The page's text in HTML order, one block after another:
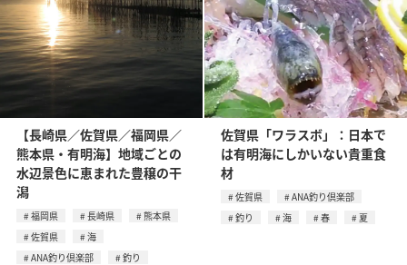
【長崎県／佐賀県／福岡県／
熊本県・有明海】地域ごとの
水辺景色に恵まれた豊穣の干
潟
福岡県 長崎県
熊本県
佐賀県
海
ANA釣り倶楽部
釣り
佐賀県「ワラスボ」：日本で
は有明海にしかいない貴重食
材
佐賀県
ANA釣り倶楽部
釣り
海 春 夏